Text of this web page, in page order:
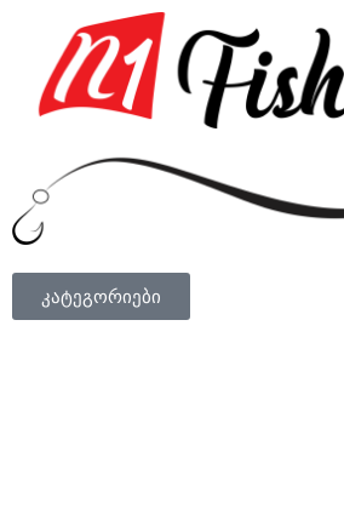
კატეგორიები